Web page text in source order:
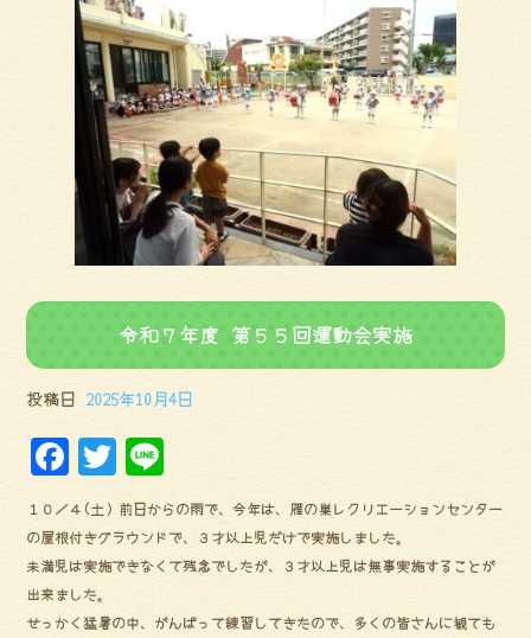
令和７年度 第５５回運動会実施
投稿日 2025年10月4日
F
a
ce
bo
ok
Tw
it
te
r
ne
１０／４(土）前日からの雨で、今年は、雁の巣レクリエーションセンター
の屋根付きグラウンドで、３才以上児だけで実施しました。
未満児は実施できなくて残念でしたが、３才以上児は無事実施することが
出来ました。
せっかく猛暑の中、がんばって練習してきたので、多くの皆さんに観ても